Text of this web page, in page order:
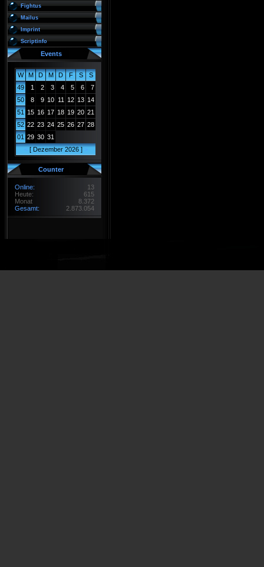
Fightus
Mailus
Imprint
Scriptinfo
Events
W M D M D F S
S
49
1 2 3 4 5 6
7
50
8 9 10 11 12 13 14
51
15 16 17 18 19 20 21
52 22 23 24 25 26 27 28
01 29 30 31
<[ Dezember 2026 ] >
Counter
Online:
13
Heute:
615
Monat
8.372
Gesamt:
2.873.054